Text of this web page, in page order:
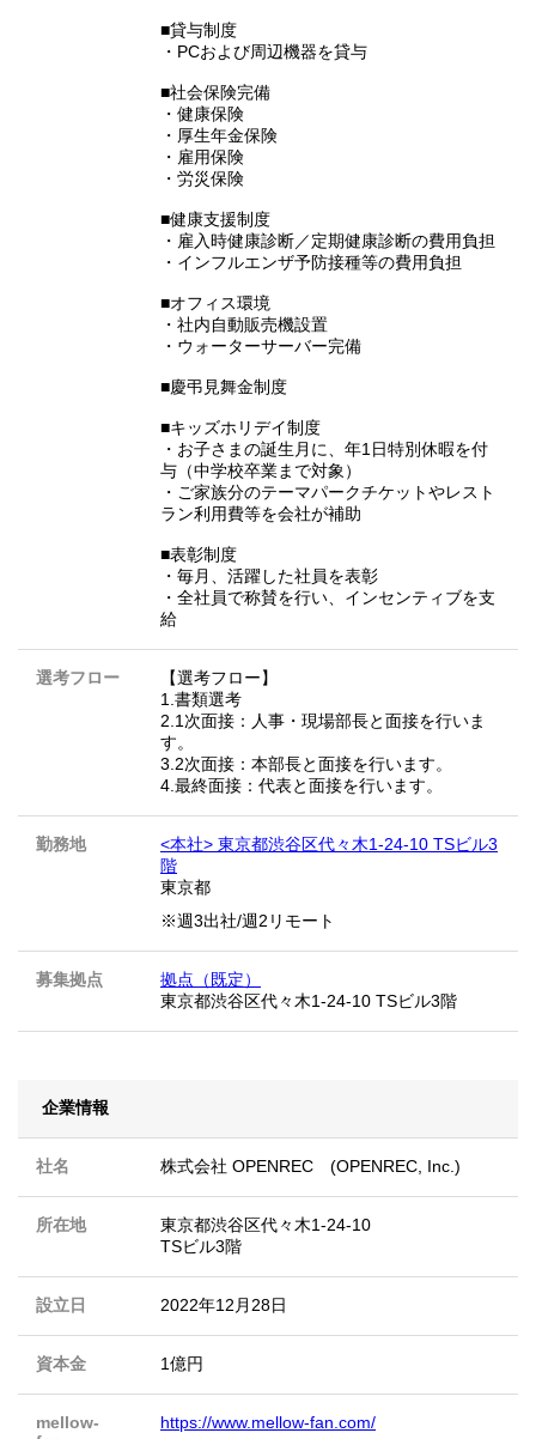
■貸与制度
・PCおよび周辺機器を貸与
■社会保険完備
・健康保険
・厚生年金保険
・雇用保険
・労災保険
■健康支援制度
・雇入時健康診断／定期健康診断の費用負担
・インフルエンザ予防接種等の費用負担
■オフィス環境
・社内自動販売機設置
・ウォーターサーバー完備
■慶弔見舞金制度
■キッズホリデイ制度
・お子さまの誕生月に、年1日特別休暇を付
与（中学校卒業まで対象）
・ご家族分のテーマパークチケットやレスト
ラン利用費等を会社が補助
■表彰制度
・毎月、活躍した社員を表彰
・全社員で称賛を行い、インセンティブを支
給
選考フロー
【選考フロー】
1.書類選考
2.1次面接：人事・現場部長と面接を行いま
す。
3.2次面接：本部長と面接を行います。
4.最終面接：代表と面接を行います。
勤務地
<本社> 東京都渋谷区代々木1-24-10 TSビル3
階
東京都
※週3出社/週2リモート
募集拠点
拠点（既定）
東京都渋谷区代々木1-24-10 TSビル3階
企業情報
社名 株式会社 OPENREC (OPENREC, Inc.)
所在地
東京都渋谷区代々木1-24-10
TSビル3階
設立日 2022年12月28日
資本金 1億円
mellow-
https://www.mellow-fan.com/